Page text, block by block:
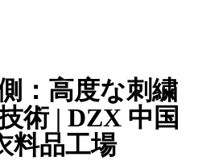
：高度な刺繍
術 | DZX 中国
料品工場